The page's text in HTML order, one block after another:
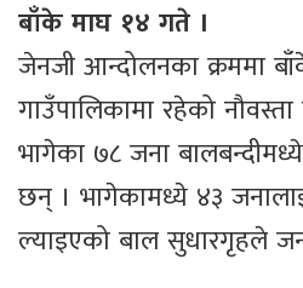
बाँके माघ १४ गते ।
जेनजी आन्दोलनका क्रममा
गाउँपालिकामा रहेको
भागेका ७८ जना
छन् । भागेकामध्ये ४३
ल्याइएको बाल सुधारगृहले